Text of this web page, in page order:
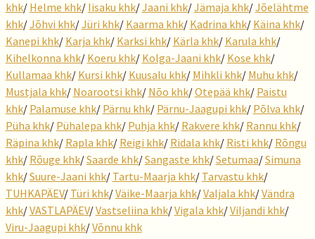
khk/ Helme khk/ Iisaku khk/Jaani khk/Jämaja khk/Jõelähtme
khk/Jõhvi khk/Jüri khk/ Kaarma khk/ Kadrina khk/ Käina khk/
Kanepi khk/ Karja khk/ Karksi khk/ Kärla khk/ Karula khk/
Kihelkonna khk/ Koeru khk/ Kolga-Jaani khk/ Kose khk/
Kullamaa khk/ Kursi khk/ Kuusalu khk/ Mihkli khk/ Muhu khk/
Mustjala khk/ Noarootsi khk/ Nõo khk/Otepää khk/ Paistu
khk/ Palamuse khk/ Pärnu khk/ Pärnu-Jaagupi khk/ Põlva khk/
Püha khk/ Pühalepa khk/ Puhja khk/ Rakvere khk/ Rannu khk/
Räpina khk/ Rapla khk/ Reigi khk/ Ridala khk/ Risti khk/ Rõngu
khk/ Rõuge khk/Saarde khk/Sangaste khk/Setumaa/Simuna
khk/Suure-Jaani khk/ Tartu-Maarja khk/ Tarvastu khk/
TUHKAPÄEV/ Türi khk/Väike-Maarja khk/Valjala khk/Vändra
khk/VASTLAPÄEV/Vastseliina khk/Vigala khk/Viljandi khk/
Viru-Jaagupi khk/Võnnu khk